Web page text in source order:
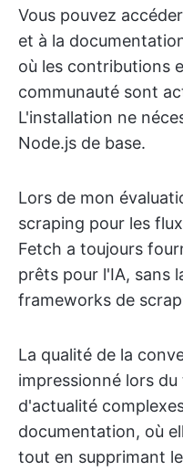
Vous pouvez
et à la
où les contributions
communauté sont
L'installation ne
Node.js de base.
Lors de mon
scraping pour les
Fetch a toujours
prêts pour l'IA, sans
frameworks de
La qualité de la
impressionné lors
d'actualité
documentation, où
tout en supprimant